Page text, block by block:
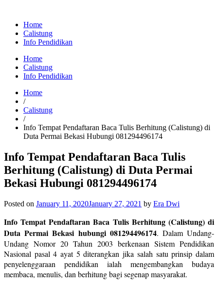
Home
Calistung
Info Pendidikan
Home
Calistung
Info Pendidikan
Home
/
Calistung
/
Info Tempat Pendaftaran Baca Tulis Berhitung (Calistung) di
Duta Permai Bekasi Hubungi 081294496174
Info Tempat Pendaftaran Baca Tulis
Berhitung (Calistung) di Duta Permai
Bekasi Hubungi 081294496174
Posted on January 11, 2020January 27, 2021 by Era Dwi
Info Tempat Pendaftaran Baca Tulis Berhitung (Calistung) di
Duta Permai Bekasi hubungi 081294496174. Dalam Undang-
Undang Nomor 20 Tahun 2003 berkenaan Sistem Pendidikan
Nasional pasal 4 ayat 5 diterangkan jika salah satu prinsip dalam
penyelenggaraan pendidikan ialah mengembangkan budaya
membaca, menulis, dan berhitung bagi segenap masyarakat.